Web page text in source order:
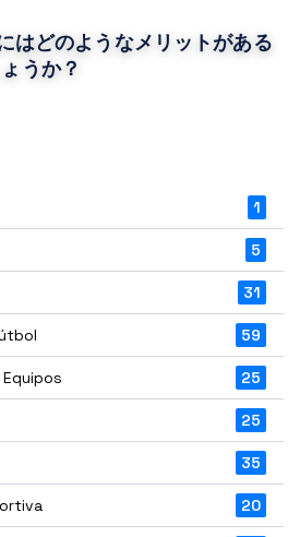
はどのようなメリットがある
うか？
1
5
31
59
25
25
35
20